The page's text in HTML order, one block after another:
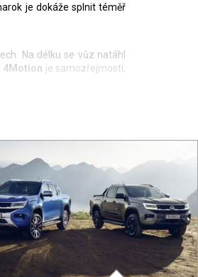
je dokáže splnit téměř
Na délku se vůz natáhl
4Motion je samozřejmostí,
zpětná zrcátka už je však
nebo „matrixovým“
Větší z nich, určený